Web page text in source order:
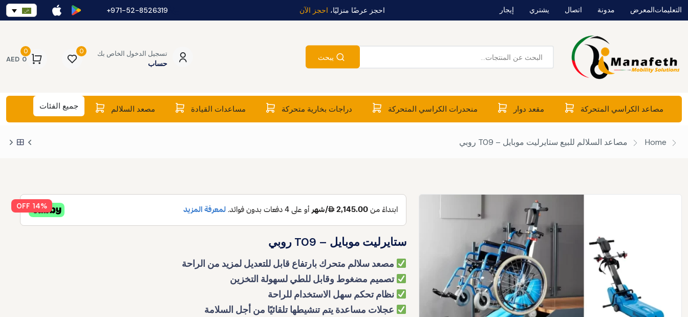
التعليماتالمعرض مدونة اتصال يشتري إيجار احجز عرضًا منزليًا، احجز الآن
يبحث تسجيل الدخول الخاص بك
حساب
0
0
AED 0
مصاعد الكراسي المتحركة مقعد دوار منحدرات الكراسي المتحركة دراجات بخارية متحركة مساعدات القيادة مصعد السلالم جميع الفئات
Home مصاعد السلالم للبيع ستايرليت موبايل – T09 روبي
14% OFF
ستايرليت موبايل – T09 روبي
مصعد سلالم متحرك بارتفاع قابل للتعديل لمزيد من الراحة
تصميم مضغوط وقابل للطي لسهولة التخزين
نظام تحكم سهل الاستخدام للراحة
عجلات مساعدة يتم تنشيطها تلقائيًا من أجل السلامة